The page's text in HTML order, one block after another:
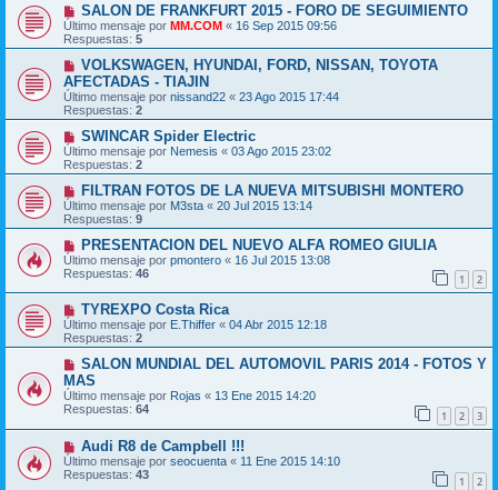
SALON DE FRANKFURT 2015 - FORO DE SEGUIMIENTO
Último mensaje por MM.COM « 16 Sep 2015 09:56
Respuestas: 5
VOLKSWAGEN, HYUNDAI, FORD, NISSAN, TOYOTA
AFECTADAS - TIAJIN
Último mensaje por nissand22 « 23 Ago 2015 17:44
Respuestas: 2
SWINCAR Spider Electric
Último mensaje por Nemesis « 03 Ago 2015 23:02
Respuestas: 2
FILTRAN FOTOS DE LA NUEVA MITSUBISHI MONTERO
Último mensaje por M3sta « 20 Jul 2015 13:14
Respuestas: 9
PRESENTACION DEL NUEVO ALFA ROMEO GIULIA
Último mensaje por pmontero « 16 Jul 2015 13:08
Respuestas: 46 1 2
TYREXPO Costa Rica
Último mensaje por E.Thiffer « 04 Abr 2015 12:18
Respuestas: 2
SALON MUNDIAL DEL AUTOMOVIL PARIS 2014 - FOTOS Y
MAS
Último mensaje por Rojas « 13 Ene 2015 14:20
Respuestas: 64 1 2 3
Audi R8 de Campbell !!!
Último mensaje por seocuenta « 11 Ene 2015 14:10
Respuestas: 43 1 2